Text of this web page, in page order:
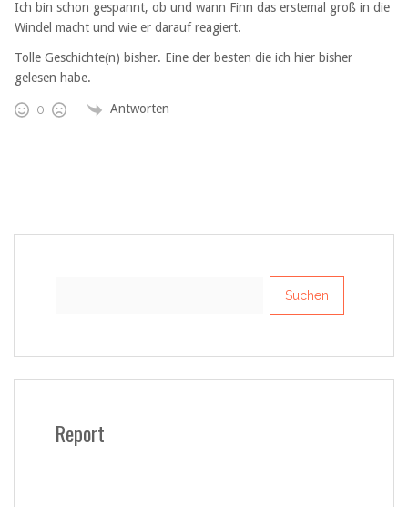
Ich bin schon gespannt, ob und wann Finn das erstemal groß in die
Windel macht und wie er darauf reagiert.
Tolle Geschichte(n) bisher. Eine der besten die ich hier bisher
gelesen habe.
0 Antworten
Report